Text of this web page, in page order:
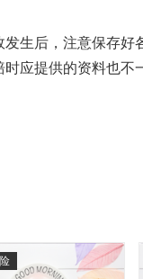
生后，注意保存
时应提供的资料也不